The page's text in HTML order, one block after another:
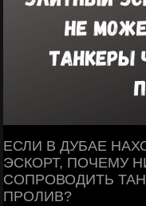
ЕСЛИ В ДУБАЕ
ЭСКОРТ, ПОЧЕМУ
СОПРОВОДИТЬ
ПРОЛИВ?